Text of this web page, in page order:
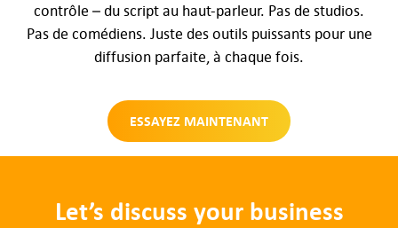
contrôle – du script au haut-parleur. Pas de studios.
Pas de comédiens. Juste des outils puissants pour une
diffusion parfaite, à chaque fois.
ESSAYEZ MAINTENANT
Let’s discuss your business